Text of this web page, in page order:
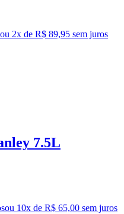
ou 2x de R$ 89,95 sem juros
7.5L
ou 10x de R$ 65,00 sem juros